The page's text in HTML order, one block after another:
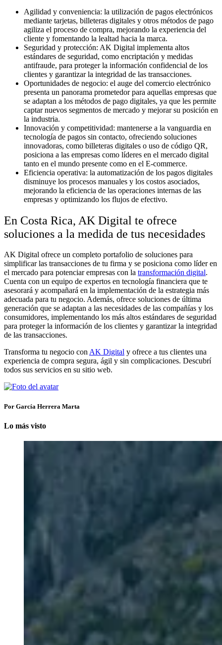
Agilidad y conveniencia: la utilización de pagos electrónicos
mediante tarjetas, billeteras digitales y otros métodos de pago
agiliza el proceso de compra, mejorando la experiencia del
cliente y fomentando la lealtad hacia la marca.
Seguridad y protección: AK Digital implementa altos
estándares de seguridad, como encriptación y medidas
antifraude, para proteger la información confidencial de los
clientes y garantizar la integridad de las transacciones.
Oportunidades de negocio: el auge del comercio electrónico
presenta un panorama prometedor para aquellas empresas que
se adaptan a los métodos de pago digitales, ya que les permite
captar nuevos segmentos de mercado y mejorar su posición en
la industria.
Innovación y competitividad: mantenerse a la vanguardia en
tecnología de pagos sin contacto, ofreciendo soluciones
innovadoras, como billeteras digitales o uso de código QR,
posiciona a las empresas como líderes en el mercado digital
tanto en el mundo presente como en el E-commerce.
Eficiencia operativa: la automatización de los pagos digitales
disminuye los procesos manuales y los costos asociados,
mejorando la eficiencia de las operaciones internas de las
empresas y optimizando los flujos de efectivo.
En Costa Rica, AK Digital te ofrece
soluciones a la medida de tus necesidades
AK Digital ofrece un completo portafolio de soluciones para
simplificar las transacciones de tu firma y se posiciona como líder en
el mercado para potenciar empresas con la transformación digital.
Cuenta con un equipo de expertos en tecnología financiera que te
asesorará y acompañará en la implementación de la estrategia más
adecuada para tu negocio. Además, ofrece soluciones de última
generación que se adaptan a las necesidades de las compañías y los
consumidores, implementando los más altos estándares de seguridad
para proteger la información de los clientes y garantizar la integridad
de las transacciones.
Transforma tu negocio conAK Digital y ofrece a tus clientes una
experiencia de compra segura, ágil y sin complicaciones. Descubrí
todos sus servicios en su sitio web.
Por García Herrera Marta
Lo más visto